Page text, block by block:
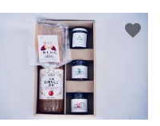
favorite